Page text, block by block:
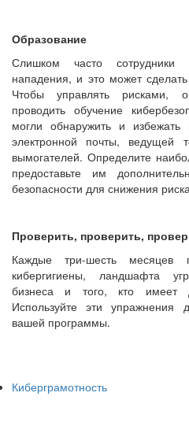
Образование
Слишком часто сотрудники
нападения, и это может
Чтобы управлять рисками,
проводить обучение
могли обнаружить и избежать
электронной почты, ведущей
вымогателей. Определите
предоставьте им
безопасности для снижения
Проверить, проверить,
Каждые три-шесть месяцев
кибергигиены, ландшафта
бизнеса и того, кто имеет
Используйте эти упражнения
вашей программы.
Киберграмотность